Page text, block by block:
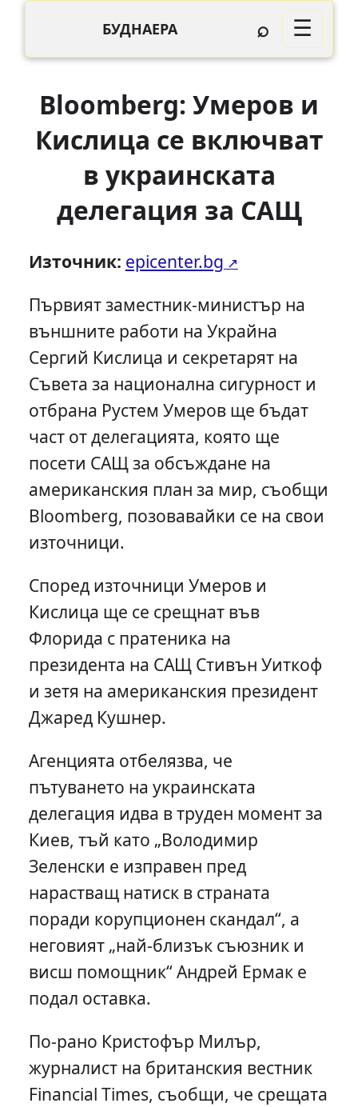
БУДНАЕРА ⌕ ☰
Bloomberg: Умеров и
Кислица се включват
в украинската
делегация за САЩ
Източник: epicenter.bg
Първият заместник-министър на
външните работи на Украйна
Сергий Кислица и секретарят на
Съвета за национална сигурност и
отбрана Рустем Умеров ще бъдат
част от делегацията, която ще
посети САЩ за обсъждане на
американския план за мир, съобщи
Bloomberg, позовавайки се на свои
източници.
Според източници Умеров и
Кислица ще се срещнат във
Флорида с пратеника на
президента на САЩ Стивън Уиткоф
и зетя на американския президент
Джаред Кушнер.
Агенцията отбелязва, че
пътуването на украинската
делегация идва в труден момент за
Киев, тъй като „Володимир
Зеленски е изправен пред
нарастващ натиск в страната
поради корупционен скандал“, а
неговият „най-близък съюзник и
висш помощник“ Андрей Ермак е
подал оставка.
По-рано Кристофър Милър,
журналист на британския вестник
Financial Times, съобщи, че срещата